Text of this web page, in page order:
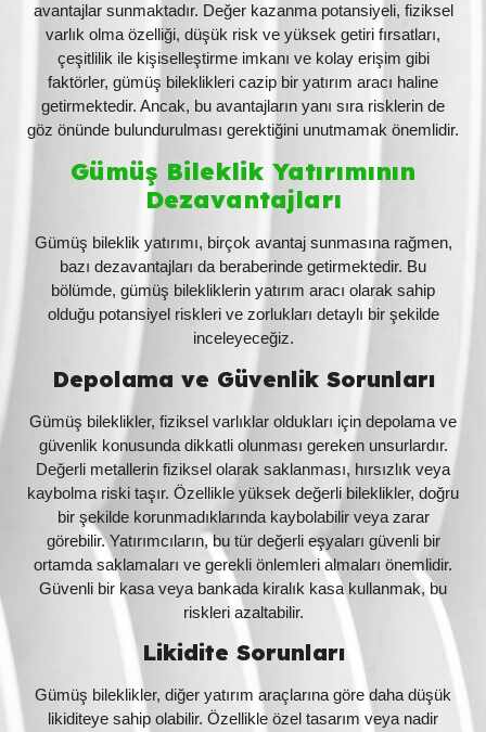
avantajlar sunmaktadır. Değer kazanma potansiyeli, fiziksel
varlık olma özelliği, düşük risk ve yüksek getiri fırsatları,
çeşitlilik ile kişiselleştirme imkanı ve kolay erişim gibi
faktörler, gümüş bileklikleri cazip bir yatırım aracı haline
getirmektedir. Ancak, bu avantajların yanı sıra risklerin de
göz önünde bulundurulması gerektiğini unutmamak önemlidir.
Gümüş Bileklik Yatırımının
Dezavantajları
Gümüş bileklik yatırımı, birçok avantaj sunmasına rağmen,
bazı dezavantajları da beraberinde getirmektedir. Bu
bölümde, gümüş bilekliklerin yatırım aracı olarak sahip
olduğu potansiyel riskleri ve zorlukları detaylı bir şekilde
inceleyeceğiz.
Depolama ve Güvenlik Sorunları
Gümüş bileklikler, fiziksel varlıklar oldukları için depolama ve
güvenlik konusunda dikkatli olunması gereken unsurlardır.
Değerli metallerin fiziksel olarak saklanması, hırsızlık veya
kaybolma riski taşır. Özellikle yüksek değerli bileklikler, doğru
bir şekilde korunmadıklarında kaybolabilir veya zarar
görebilir. Yatırımcıların, bu tür değerli eşyaları güvenli bir
ortamda saklamaları ve gerekli önlemleri almaları önemlidir.
Güvenli bir kasa veya bankada kiralık kasa kullanmak, bu
riskleri azaltabilir.
Likidite Sorunları
Gümüş bileklikler, diğer yatırım araçlarına göre daha düşük
likiditeye sahip olabilir. Özellikle özel tasarım veya nadir